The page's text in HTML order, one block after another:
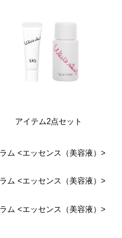
アイテム2点セット
ム <エッセンス（美容液）>
ム <エッセンス（美容液）>
ム <エッセンス（美容液）>